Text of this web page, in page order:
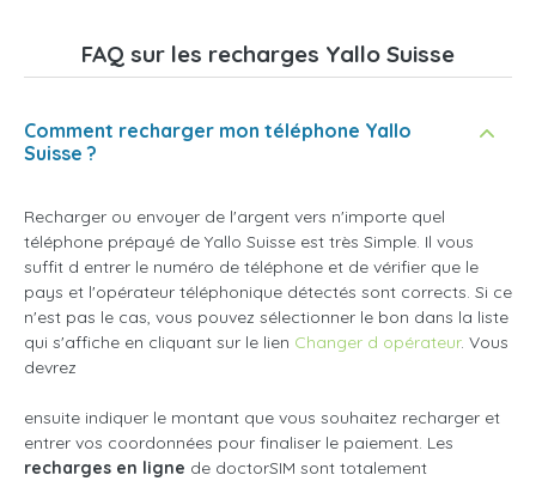
FAQ sur les recharges Yallo Suisse
Comment recharger mon téléphone Yallo
Suisse ?
Recharger ou envoyer de l'argent vers n'importe quel
téléphone prépayé de Yallo Suisse est très Simple. Il vous
suffit d entrer le numéro de téléphone et de vérifier que le
pays et l'opérateur téléphonique détectés sont corrects. Si ce
n'est pas le cas, vous pouvez sélectionner le bon dans la liste
qui s'affiche en cliquant sur le lien Changer d opérateur. Vous
devrez
ensuite indiquer le montant que vous souhaitez recharger et
entrer vos coordonnées pour finaliser le paiement. Les
recharges en ligne de doctorSIM sont totalement